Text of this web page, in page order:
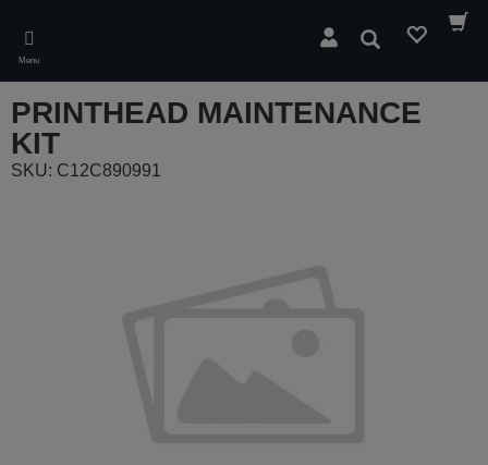
main
content
Menu
Pesquisar
PRINTHEAD MAINTENANCE
KIT
SKU: C12C890991